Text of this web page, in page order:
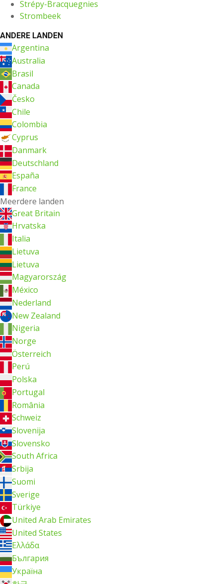
Strépy-Bracquegnies
Strombeek
ANDERE LANDEN
Argentina
Australia
Brasil
Canada
Česko
Chile
Colombia
Cyprus
Danmark
Deutschland
España
France
Meerdere landen
Great Britain
Hrvatska
Italia
Lietuva
Lietuva
Magyarország
México
Nederland
New Zealand
Nigeria
Norge
Österreich
Perú
Polska
Portugal
România
Schweiz
Slovenija
Slovensko
South Africa
Srbija
Suomi
Sverige
Türkiye
United Arab Emirates
United States
Ελλάδα
България
Україна